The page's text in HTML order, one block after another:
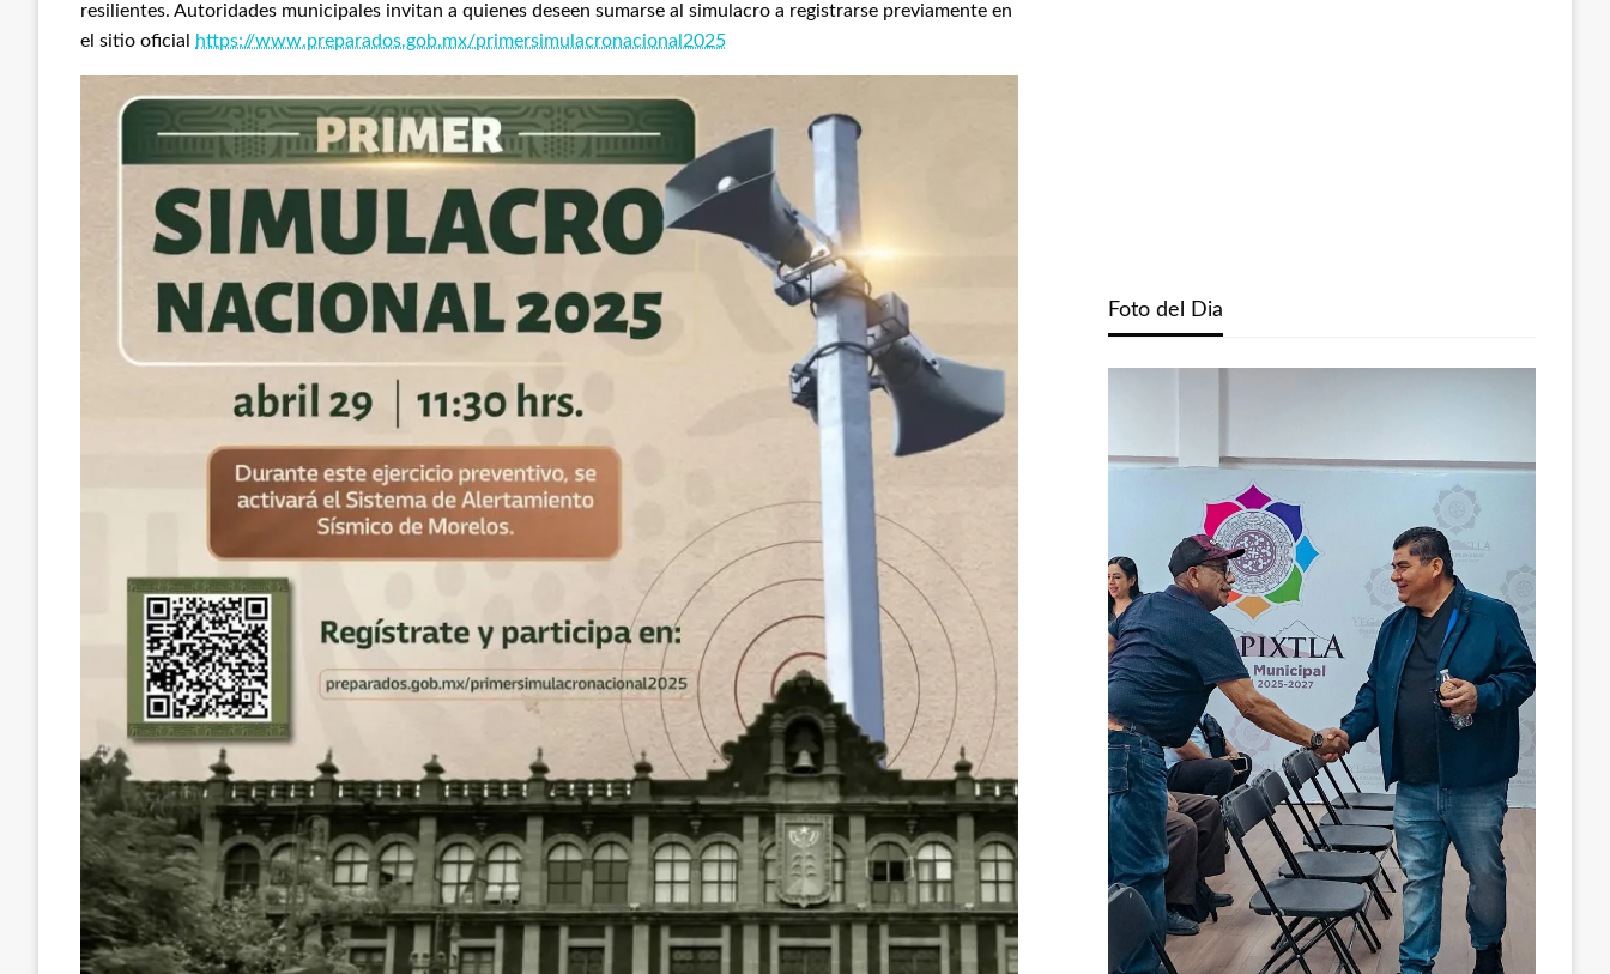
resilientes. Autoridades municipales invitan a quienes deseen sumarse al simulacro a registrarse previamente en
el sitio oficial
https://www.preparados.gob.mx/primersimulacronacional2025
Foto del Dia